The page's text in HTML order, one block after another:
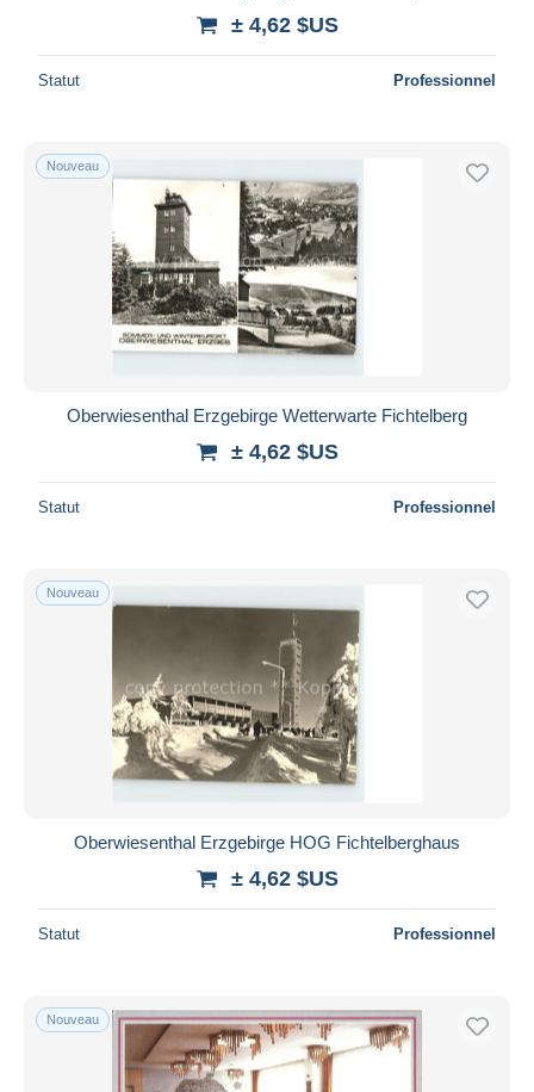
± 4,62 $US
Statut Professionnel
Nouveau
Oberwiesenthal Erzgebirge Wetterwarte Fichtelberg
± 4,62 $US
Statut Professionnel
Nouveau
Oberwiesenthal Erzgebirge HOG Fichtelberghaus
± 4,62 $US
Statut Professionnel
Nouveau